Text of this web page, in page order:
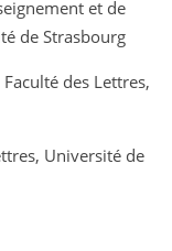
et de
de Strasbourg
des Lettres,
Université de